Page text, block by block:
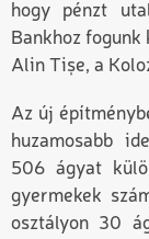
hogy pénzt
Bankhoz
Alin Tișe, a
Az új
huzamosabb
506 ágyat
gyermekek
osztályon 30